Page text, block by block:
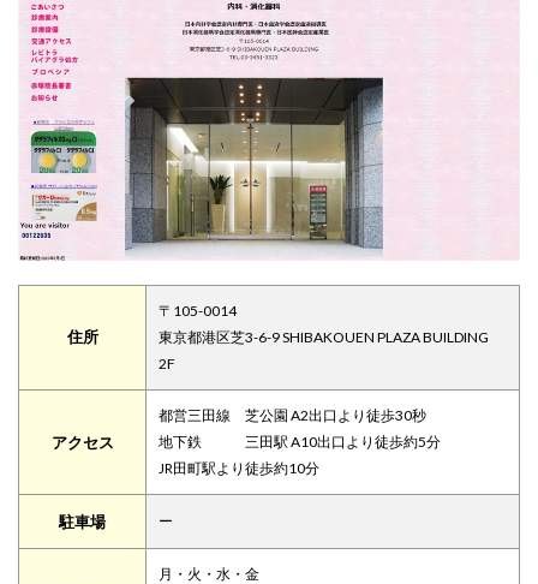
住所
〒105-0014
東京都港区芝3-6-9 SHIBAKOUEN PLAZA BUILDING
2F
アクセス
都営三田線 芝公園 A2出口より徒歩30秒
地下鉄 三田駅 A10出口より徒歩約5分
JR田町駅より徒歩約10分
駐車場 ー
月・火・水・金